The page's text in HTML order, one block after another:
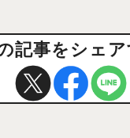
記事をシェア